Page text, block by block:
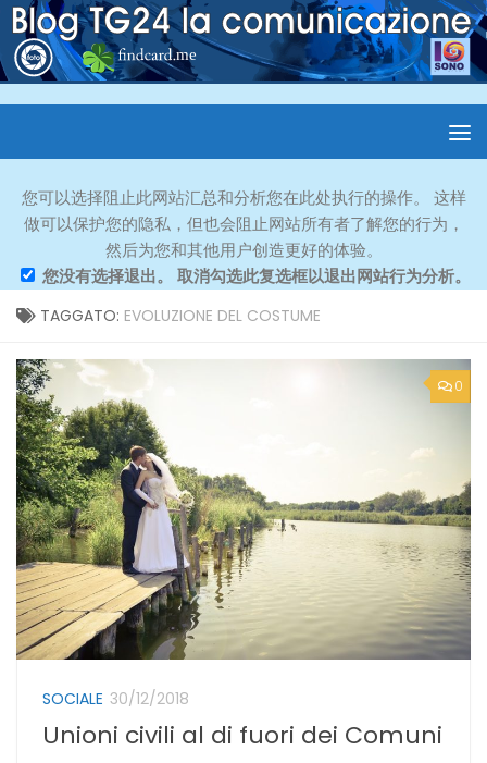
您可以选择阻止此网站汇总和分析您在此处执行的操作。 这样
做可以保护您的隐私，但也会阻止网站所有者了解您的行为，
然后为您和其他用户创造更好的体验。
您没有选择退出。 取消勾选此复选框以退出网站行为分析。
TAGGATO: EVOLUZIONE DEL COSTUME
0
SOCIALE 30/12/2018
Unioni civili al di fuori dei Comuni